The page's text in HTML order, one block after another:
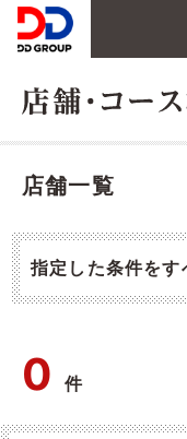
店舗一覧
指定した条件をす
0件